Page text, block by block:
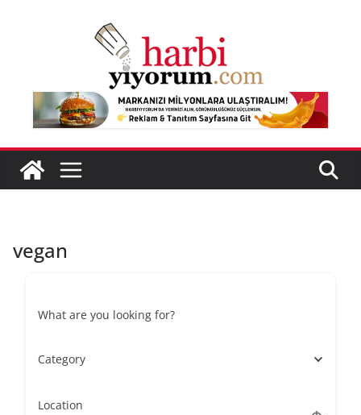
vegan
What are you looking for?
Category
Location